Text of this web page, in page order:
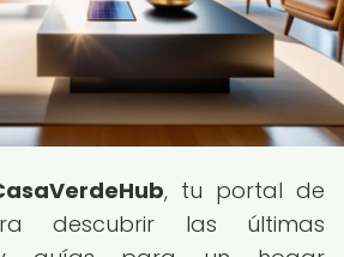
, tu portal de
descubrir las últimas